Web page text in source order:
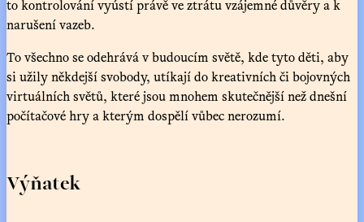
to kontrolování vyústí právě ve ztrátu vzájemné důvěry a k
narušení vazeb.
To všechno se odehrává v budoucím světě, kde tyto děti, aby
si užily někdejší svobody, utíkají do kreativních či bojovných
virtuálních světů, které jsou mnohem skutečnější než dnešní
počítačové hry a kterým dospělí vůbec nerozumí.
Výňatek